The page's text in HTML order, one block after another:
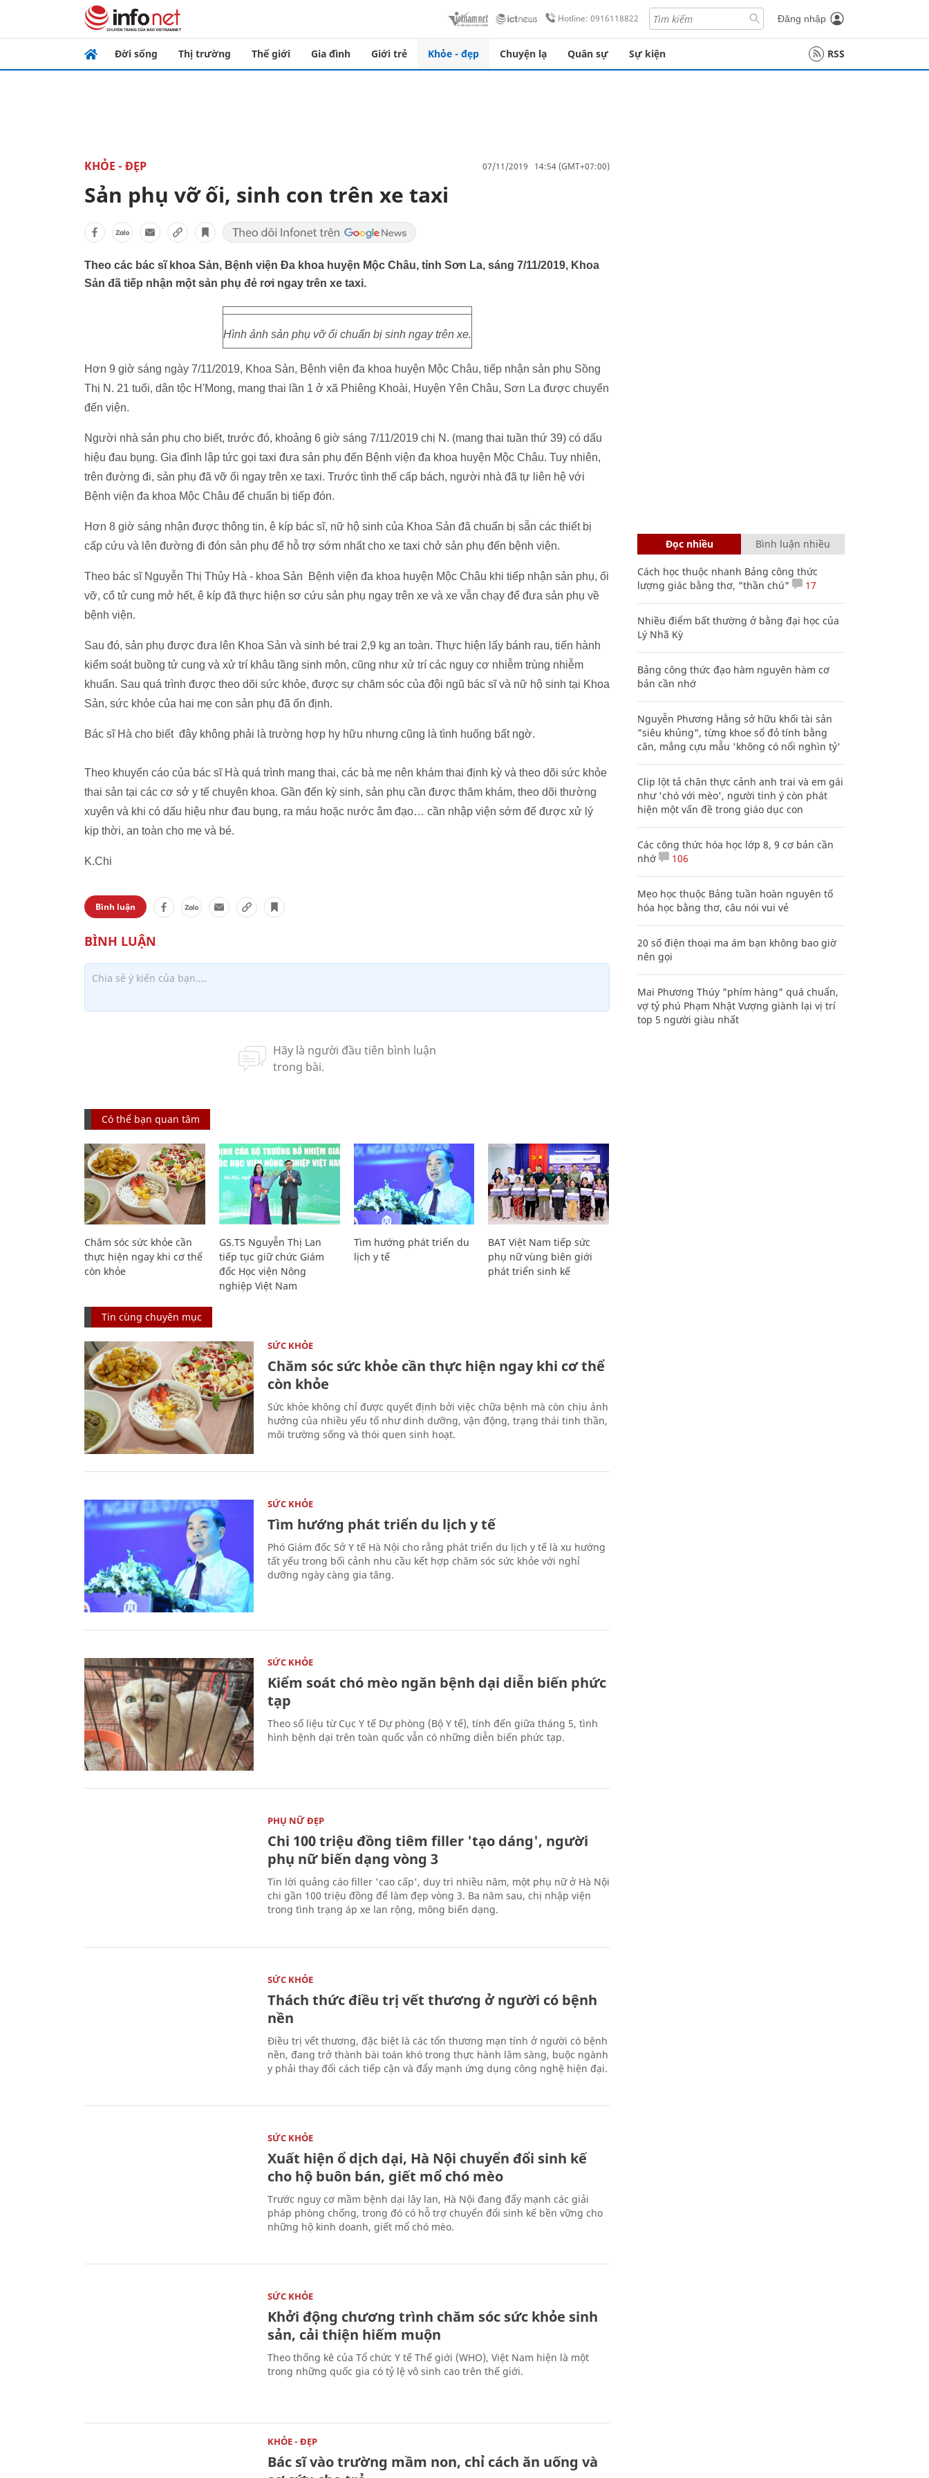
Hotline: 0916118822 Đăng nhập
Đời sống Thị trường Thế giới Gia đình Giới trẻ Khỏe - đẹp Chuyện lạ Quân sự Sự kiện RSS
KHỎE - ĐẸP 07/11/2019 14:54 (GMT+07:00)
Sản phụ vỡ ối, sinh con trên xe taxi
Theo các bác sĩ khoa Sản, Bệnh viện Đa khoa huyện Mộc Châu, tỉnh Sơn La, sáng 7/11/2019, Khoa
Sản đã tiếp nhận một sản phụ đẻ rơi ngay trên xe taxi.
Hình ảnh sản phụ vỡ ối chuẩn bị sinh ngay trên xe.
Hơn 9 giờ sáng ngày 7/11/2019, Khoa Sản, Bệnh viện đa khoa huyện Mộc Châu, tiếp nhận sản phụ Sồng
Thị N. 21 tuổi, dân tộc H'Mong, mang thai lần 1 ở xã Phiêng Khoài, Huyện Yên Châu, Sơn La được chuyển
đến viện.
Người nhà sản phụ cho biết, trước đó, khoảng 6 giờ sáng 7/11/2019 chị N. (mang thai tuần thứ 39) có dấu
hiệu đau bụng. Gia đình lập tức gọi taxi đưa sản phụ đến Bệnh viện đa khoa huyện Mộc Châu. Tuy nhiên,
trên đường đi, sản phụ đã vỡ ối ngay trên xe taxi. Trước tình thế cấp bách, người nhà đã tự liên hệ với
Bệnh viện đa khoa Mộc Châu để chuẩn bị tiếp đón.
Hơn 8 giờ sáng nhận được thông tin, ê kíp bác sĩ, nữ hộ sinh của Khoa Sản đã chuẩn bị sẵn các thiết bị
cấp cứu và lên đường đi đón sản phụ để hỗ trợ sớm nhất cho xe taxi chở sản phụ đến bệnh viện.
Theo bác sĩ Nguyễn Thị Thủy Hà - khoa Sản Bệnh viện đa khoa huyện Mộc Châu khi tiếp nhận sản phụ, ối
vỡ, cổ tử cung mở hết, ê kíp đã thực hiện sơ cứu sản phụ ngay trên xe và xe vẫn chạy để đưa sản phụ về
bệnh viện.
Sau đó, sản phụ được đưa lên Khoa Sản và sinh bé trai 2,9 kg an toàn. Thực hiện lấy bánh rau, tiến hành
kiểm soát buồng tử cung và xử trí khâu tầng sinh môn, cũng như xử trí các nguy cơ nhiễm trùng nhiễm
khuẩn. Sau quá trình được theo dõi sức khỏe, được sự chăm sóc của đội ngũ bác sĩ và nữ hộ sinh tại Khoa
Sản, sức khỏe của hai mẹ con sản phụ đã ổn định.
Bác sĩ Hà cho biết đây không phải là trường hợp hy hữu nhưng cũng là tình huống bất ngờ.
Theo khuyến cáo của bác sĩ Hà quá trình mang thai, các bà mẹ nên khám thai định kỳ và theo dõi sức khỏe
thai sản tại các cơ sở y tế chuyên khoa. Gần đến kỳ sinh, sản phụ cần được thăm khám, theo dõi thường
xuyên và khi có dấu hiệu như đau bụng, ra máu hoặc nước âm đạo… cần nhập viện sớm để được xử lý
kịp thời, an toàn cho mẹ và bé.
K.Chi
Bình luận
Có thể bạn quan tâm
Chăm sóc sức khỏe cần
thực hiện ngay khi cơ thể
còn khỏe
GS.TS Nguyễn Thị Lan
tiếp tục giữ chức Giám
đốc Học viện Nông
nghiệp Việt Nam
Tìm hướng phát triển du
lịch y tế
BAT Việt Nam tiếp sức
phụ nữ vùng biên giới
phát triển sinh kế
Tin cùng chuyên mục
SỨC KHỎE
Chăm sóc sức khỏe cần thực hiện ngay khi cơ thể
còn khỏe
Sức khỏe không chỉ được quyết định bởi việc chữa bệnh mà còn chịu ảnh
hưởng của nhiều yếu tố như dinh dưỡng, vận động, trạng thái tinh thần,
môi trường sống và thói quen sinh hoạt.
SỨC KHỎE
Tìm hướng phát triển du lịch y tế
Phó Giám đốc Sở Y tế Hà Nội cho rằng phát triển du lịch y tế là xu hướng
tất yếu trong bối cảnh nhu cầu kết hợp chăm sóc sức khỏe với nghỉ
dưỡng ngày càng gia tăng.
SỨC KHỎE
Kiểm soát chó mèo ngăn bệnh dại diễn biến phức
tạp
Theo số liệu từ Cục Y tế Dự phòng (Bộ Y tế), tính đến giữa tháng 5, tình
hình bệnh dại trên toàn quốc vẫn có những diễn biến phức tạp.
PHỤ NỮ ĐẸP
Chi 100 triệu đồng tiêm filler 'tạo dáng', người
phụ nữ biến dạng vòng 3
Tin lời quảng cáo filler 'cao cấp', duy trì nhiều năm, một phụ nữ ở Hà Nội
chi gần 100 triệu đồng để làm đẹp vòng 3. Ba năm sau, chị nhập viện
trong tình trạng áp xe lan rộng, mông biến dạng.
SỨC KHỎE
Thách thức điều trị vết thương ở người có bệnh
nền
Điều trị vết thương, đặc biệt là các tổn thương mạn tính ở người có bệnh
nền, đang trở thành bài toán khó trong thực hành lâm sàng, buộc ngành
y phải thay đổi cách tiếp cận và đẩy mạnh ứng dụng công nghệ hiện đại.
SỨC KHỎE
Xuất hiện ổ dịch dại, Hà Nội chuyển đổi sinh kế
cho hộ buôn bán, giết mổ chó mèo
Trước nguy cơ mầm bệnh dại lây lan, Hà Nội đang đẩy mạnh các giải
pháp phòng chống, trong đó có hỗ trợ chuyển đổi sinh kế bền vững cho
những hộ kinh doanh, giết mổ chó mèo.
SỨC KHỎE
Khởi động chương trình chăm sóc sức khỏe sinh
sản, cải thiện hiếm muộn
Theo thống kê của Tổ chức Y tế Thế giới (WHO), Việt Nam hiện là một
trong những quốc gia có tỷ lệ vô sinh cao trên thế giới.
KHỎE - ĐẸP
Bác sĩ vào trường mầm non, chỉ cách ăn uống và
Đọc nhiều Bình luận nhiều
Cách học thuộc nhanh Bảng công thức
lượng giác bằng thơ, "thần chú"
17
Nhiều điểm bất thường ở bằng đại học của
Lý Nhã Kỳ
Bảng công thức đạo hàm nguyên hàm cơ
bản cần nhớ
Nguyễn Phương Hằng sở hữu khối tài sản
"siêu khủng", từng khoe sổ đỏ tính bằng
cân, mắng cựu mẫu 'không có nổi nghìn tỷ'
Clip lột tả chân thực cảnh anh trai và em gái
như 'chó với mèo', người tinh ý còn phát
hiện một vấn đề trong giáo dục con
Các công thức hóa học lớp 8, 9 cơ bản cần
nhớ
106
Mẹo học thuộc Bảng tuần hoàn nguyên tố
hóa học bằng thơ, câu nói vui vẻ
20 số điện thoại ma ám bạn không bao giờ
nên gọi
Mai Phương Thúy "phím hàng" quá chuẩn,
vợ tỷ phú Phạm Nhật Vượng giành lại vị trí
top 5 người giàu nhất